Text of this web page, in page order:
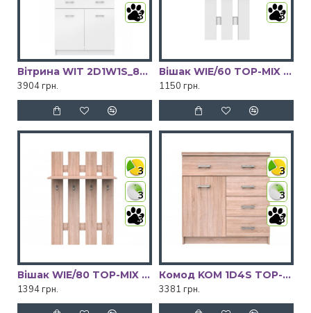
3
Вітрина WIT 2D1W1S_80 TOP-MIX VMV Holding
3904 грн.
3
Вішак WIE/60 TOP-MIX VMV Holding
1150 грн.
3
3
3
Вішак WIE/80 TOP-MIX VMV Holding
1394 грн.
3
3
3
Комод KOM 1D4S TOP-MIX VMV Holding
3381 грн.